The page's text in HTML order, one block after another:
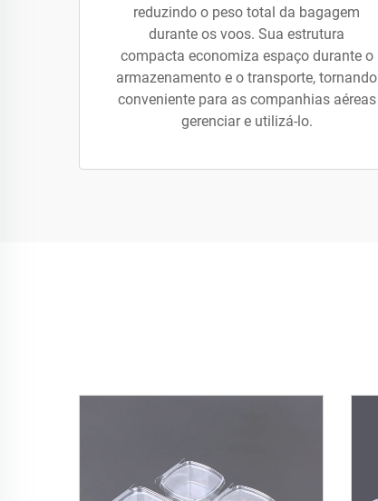
reduzindo o peso total da bagagem
durante os voos. Sua estrutura
compacta economiza espaço durante o
armazenamento e o transporte, tornando
conveniente para as companhias aéreas
gerenciar e utilizá-lo.